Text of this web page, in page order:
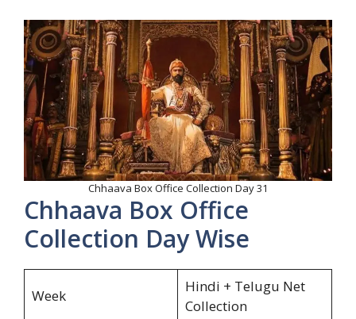
Chhaava Box Office Collection Day 31
Chhaava Box Office
Collection Day Wise
Week
Hindi + Telugu Net
Collection